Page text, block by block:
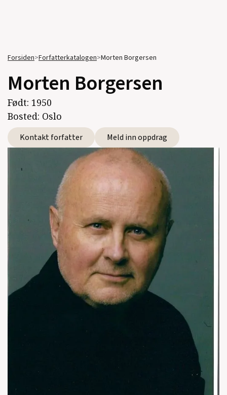
Forsiden>Forfatterkatalogen>Morten Borgersen
Morten Borgersen
Født: 1950
Bosted: Oslo
Kontakt forfatter Meld inn oppdrag